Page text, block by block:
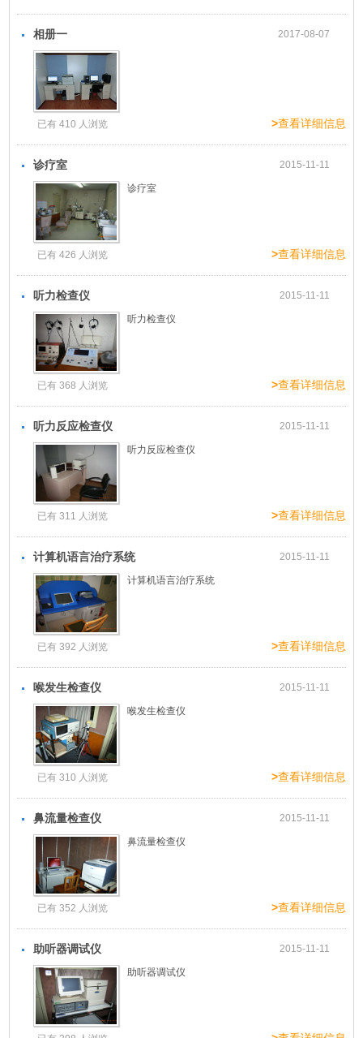
相册一 2017-08-07
>查看详细信息
已有 410 人浏览
诊疗室 2015-11-11
诊疗室
>查看详细信息
已有 426 人浏览
听力检查仪 2015-11-11
听力检查仪
>查看详细信息
已有 368 人浏览
听力反应检查仪 2015-11-11
听力反应检查仪
>查看详细信息
已有 311 人浏览
计算机语言治疗系统 2015-11-11
计算机语言治疗系统
>查看详细信息
已有 392 人浏览
喉发生检查仪 2015-11-11
喉发生检查仪
>查看详细信息
已有 310 人浏览
鼻流量检查仪 2015-11-11
鼻流量检查仪
>查看详细信息
已有 352 人浏览
助听器调试仪 2015-11-11
助听器调试仪